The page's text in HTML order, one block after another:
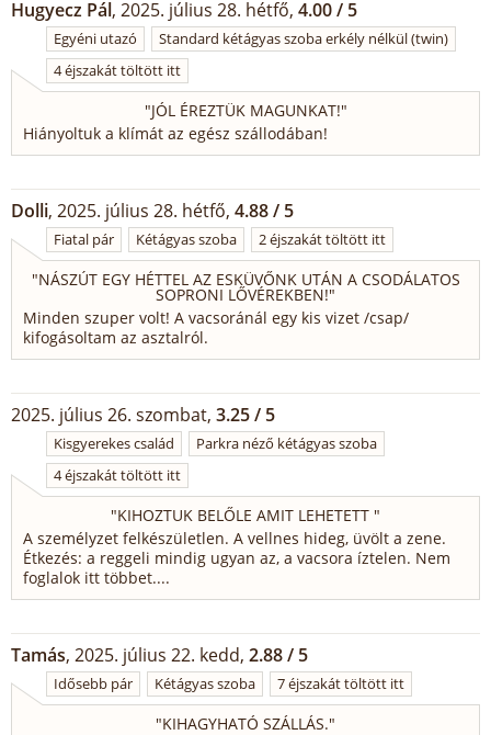
Hugyecz Pál, 2025. július 28. hétfő, 4.00 / 5
Egyéni utazó
Standard kétágyas szoba erkély nélkül (twin)
4 éjszakát töltött itt
"JÓL ÉREZTÜK MAGUNKAT!"
Hiányoltuk a klímát az egész szállodában!
Dolli, 2025. július 28. hétfő, 4.88 / 5
Fiatal pár Kétágyas szoba 2 éjszakát töltött itt
"NÁSZÚT EGY HÉTTEL AZ ESKÜVŐNK UTÁN A CSODÁLATOS
SOPRONI LŐVÉREKBEN!"
Minden szuper volt! A vacsoránál egy kis vizet /csap/
kifogásoltam az asztalról.
2025. július 26. szombat, 3.25 / 5
Kisgyerekes család
Parkra néző kétágyas szoba
4 éjszakát töltött itt
"KIHOZTUK BELŐLE AMIT LEHETETT "
A személyzet felkészületlen. A vellnes hideg, üvölt a zene.
Étkezés: a reggeli mindig ugyan az, a vacsora íztelen. Nem
foglalok itt többet....
Tamás, 2025. július 22. kedd, 2.88 / 5
Idősebb pár Kétágyas szoba 7 éjszakát töltött itt
"KIHAGYHATÓ SZÁLLÁS."